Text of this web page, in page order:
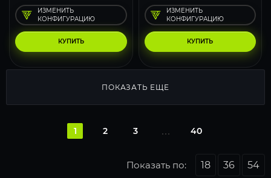
КУПИТЬ
ИЗМЕНИТЬ
КОНФИГУРАЦИЮ
КУПИТЬ
ИЗМЕНИТЬ
КОНФИГУРАЦИЮ
ПОКАЗАТЬ ЕЩЕ
1 2 3 40
Показать по: 18 36 54